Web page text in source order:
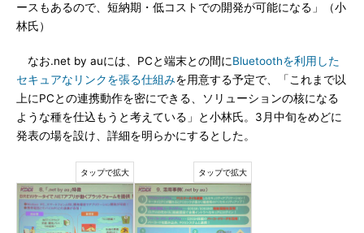
ースもあるので、短納期・低コストでの開発が可能になる」（小
林氏）
なお.net by auには、PCと端末との間にBluetoothを利用した
セキュアなリンクを張る仕組みを用意する予定で、「これまで以
上にPCとの連携動作を密にできる、ソリューションの核になる
ような種を仕込もうと考えている」と小林氏。3月中旬をめどに
発表の場を設け、詳細を明らかにするとした。